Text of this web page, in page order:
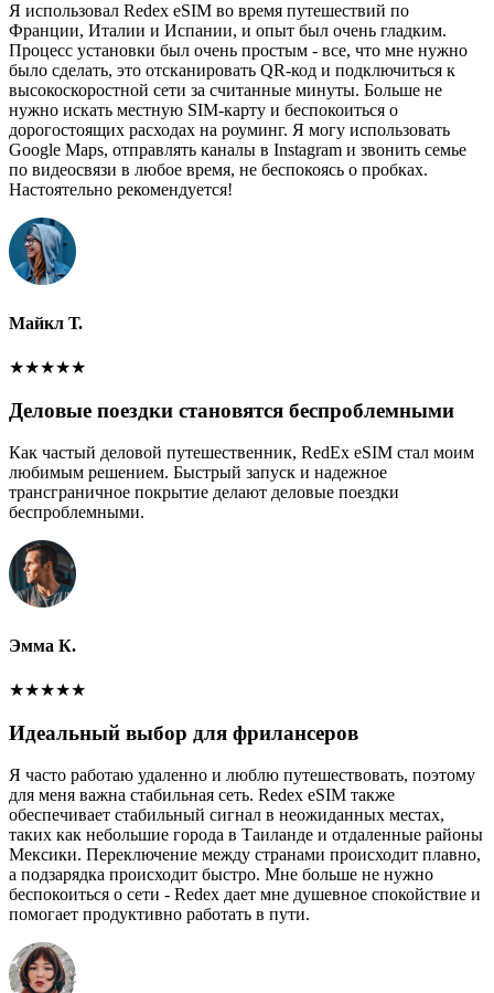
Я использовал Redex eSIM во время путешествий по
Франции, Италии и Испании, и опыт был очень гладким.
Процесс установки был очень простым - все, что мне нужно
было сделать, это отсканировать QR-код и подключиться к
высокоскоростной сети за считанные минуты. Больше не
нужно искать местную SIM-карту и беспокоиться о
дорогостоящих расходах на роуминг. Я могу использовать
Google Maps, отправлять каналы в Instagram и звонить семье
по видеосвязи в любое время, не беспокоясь о пробках.
Настоятельно рекомендуется!
Майкл Т.
★★★★★
Деловые поездки становятся беспроблемными
Как частый деловой путешественник, RedEx eSIM стал моим
любимым решением. Быстрый запуск и надежное
трансграничное покрытие делают деловые поездки
беспроблемными.
Эмма К.
★★★★★
Идеальный выбор для фрилансеров
Я часто работаю удаленно и люблю путешествовать, поэтому
для меня важна стабильная сеть. Redex eSIM также
обеспечивает стабильный сигнал в неожиданных местах,
таких как небольшие города в Таиланде и отдаленные районы
Мексики. Переключение между странами происходит плавно,
а подзарядка происходит быстро. Мне больше не нужно
беспокоиться о сети - Redex дает мне душевное спокойствие и
помогает продуктивно работать в пути.